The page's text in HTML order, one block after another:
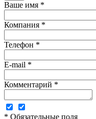
Ваше имя *
Компания *
Телефон *
E-mail *
Комментарий *
* Обязательные поля